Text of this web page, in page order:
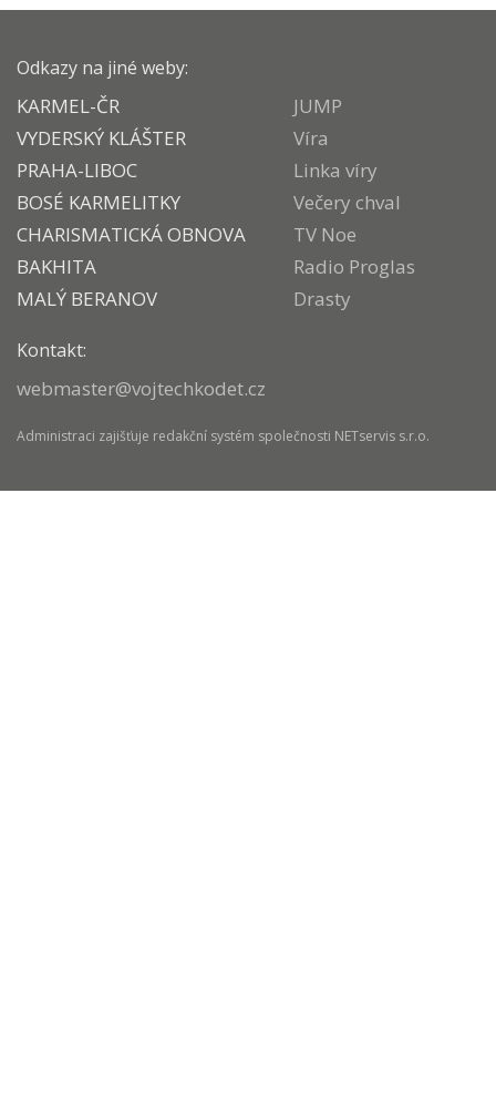
Odkazy na jiné weby:
KARMEL-ČR
VYDERSKÝ KLÁŠTER
PRAHA-LIBOC
BOSÉ KARMELITKY
CHARISMATICKÁ OBNOVA
BAKHITA
MALÝ BERANOV
JUMP
Víra
Linka víry
Večery chval
TV Noe
Radio Proglas
Drasty
Kontakt:
webmaster@vojtechkodet.cz
Administraci zajišťuje redakční systém společnosti NETservis s.r.o.